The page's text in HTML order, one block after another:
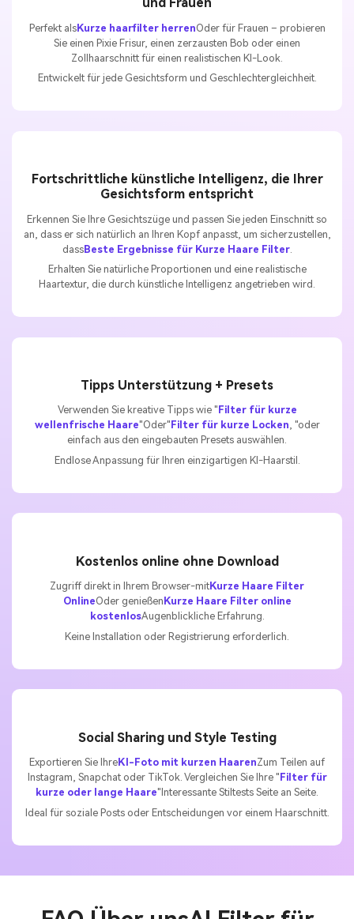
Perfekt alsKurze haarfilter herrenOder für Frauen – probieren
Sie einen Pixie Frisur, einen zerzausten Bob oder einen
Zollhaarschnitt für einen realistischen KI-Look.
Entwickelt für jede Gesichtsform und Geschlechtergleichheit.
Fortschrittliche künstliche Intelligenz, die Ihrer
Gesichtsform entspricht
Erkennen Sie Ihre Gesichtszüge und passen Sie jeden Einschnitt so
an, dass er sich natürlich an Ihren Kopf anpasst, um sicherzustellen,
dassBeste Ergebnisse für Kurze Haare Filter.
Erhalten Sie natürliche Proportionen und eine realistische
Haartextur, die durch künstliche Intelligenz angetrieben wird.
Tipps Unterstützung + Presets
Verwenden Sie kreative Tipps wie " Filter für kurze
wellenfrische Haare"Oder" Filter für kurze Locken, "oder
einfach aus den eingebauten Presets auswählen.
Endlose Anpassung für Ihren einzigartigen KI-Haarstil.
Kostenlos online ohne Download
Zugriff direkt in Ihrem Browser-mitKurze Haare Filter
OnlineOder genießen Kurze Haare Filter online
kostenlosAugenblickliche Erfahrung.
Keine Installation oder Registrierung erforderlich.
Social Sharing und Style Testing
Exportieren Sie IhreKI-Foto mit kurzen HaarenZum Teilen auf
Instagram, Snapchat oder TikTok. Vergleichen Sie Ihre " Filter für
kurze oder lange Haare"Interessante Stiltests Seite an Seite.
Ideal für soziale Posts oder Entscheidungen vor einem Haarschnitt.